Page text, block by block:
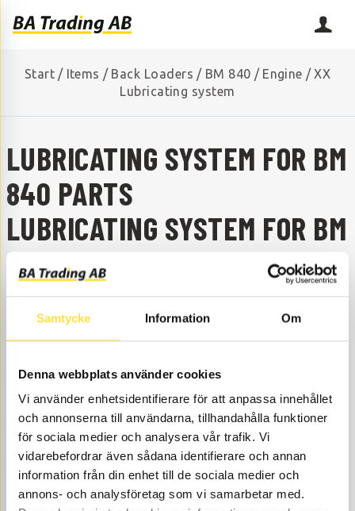
Samtycke Information Om
Denna webbplats använder cookies
Vi använder enhetsidentifierare för att anpassa innehållet
och annonserna till användarna, tillhandahålla funktioner
för sociala medier och analysera vår trafik. Vi
vidarebefordrar även sådana identifierare och annan
information från din enhet till de sociala medier och
annons- och analysföretag som vi samarbetar med.
Start / Items / Back Loaders / BM 840 / Engine / XX
Lubricating system
LUBRICATING SYSTEM FOR BM
840 PARTS
LUBRICATING SYSTEM FOR BM
840
ARE YOU MISSING A SPARE PART?
Contact us and we will help you!
Lubricating system to BM 840 back loaders are
available as parts here at BA Trading. Our parts to back
loaders BM 840 exist as new, used or refurbished
trade-in parts both as originals and non-original parts.
We have parts like lubricating system for all Volvo
construction machines and these parts like sump
gasket (11030778, MR778, 420025, 424600, 424918,